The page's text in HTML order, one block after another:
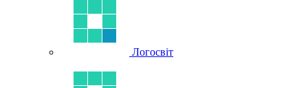
Логосвіт